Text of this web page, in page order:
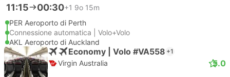
11:15 00:30+1 9o 15m
PER Aeroporto di Perth
Connessione automatica | Volo+Volo
AKL Aeroporto di Auckland
Economy | Volo #VA558 +1
Virgin Australia 5.0